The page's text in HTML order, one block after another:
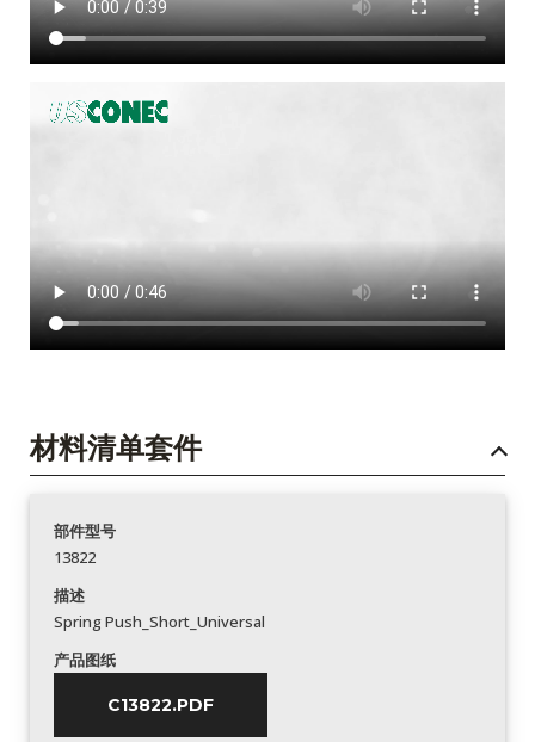
材料清单套件
部件型号
13822
描述
Spring Push_Short_Universal
产品图纸
C13822.PDF